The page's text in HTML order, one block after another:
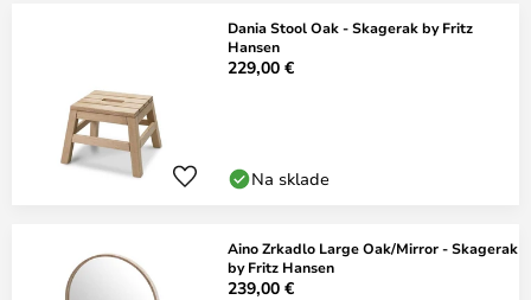
Dania Stool Oak - Skagerak by Fritz
Hansen
229,00 €
Na sklade
Aino Zrkadlo Large Oak/Mirror - Skagerak
by Fritz Hansen
239,00 €